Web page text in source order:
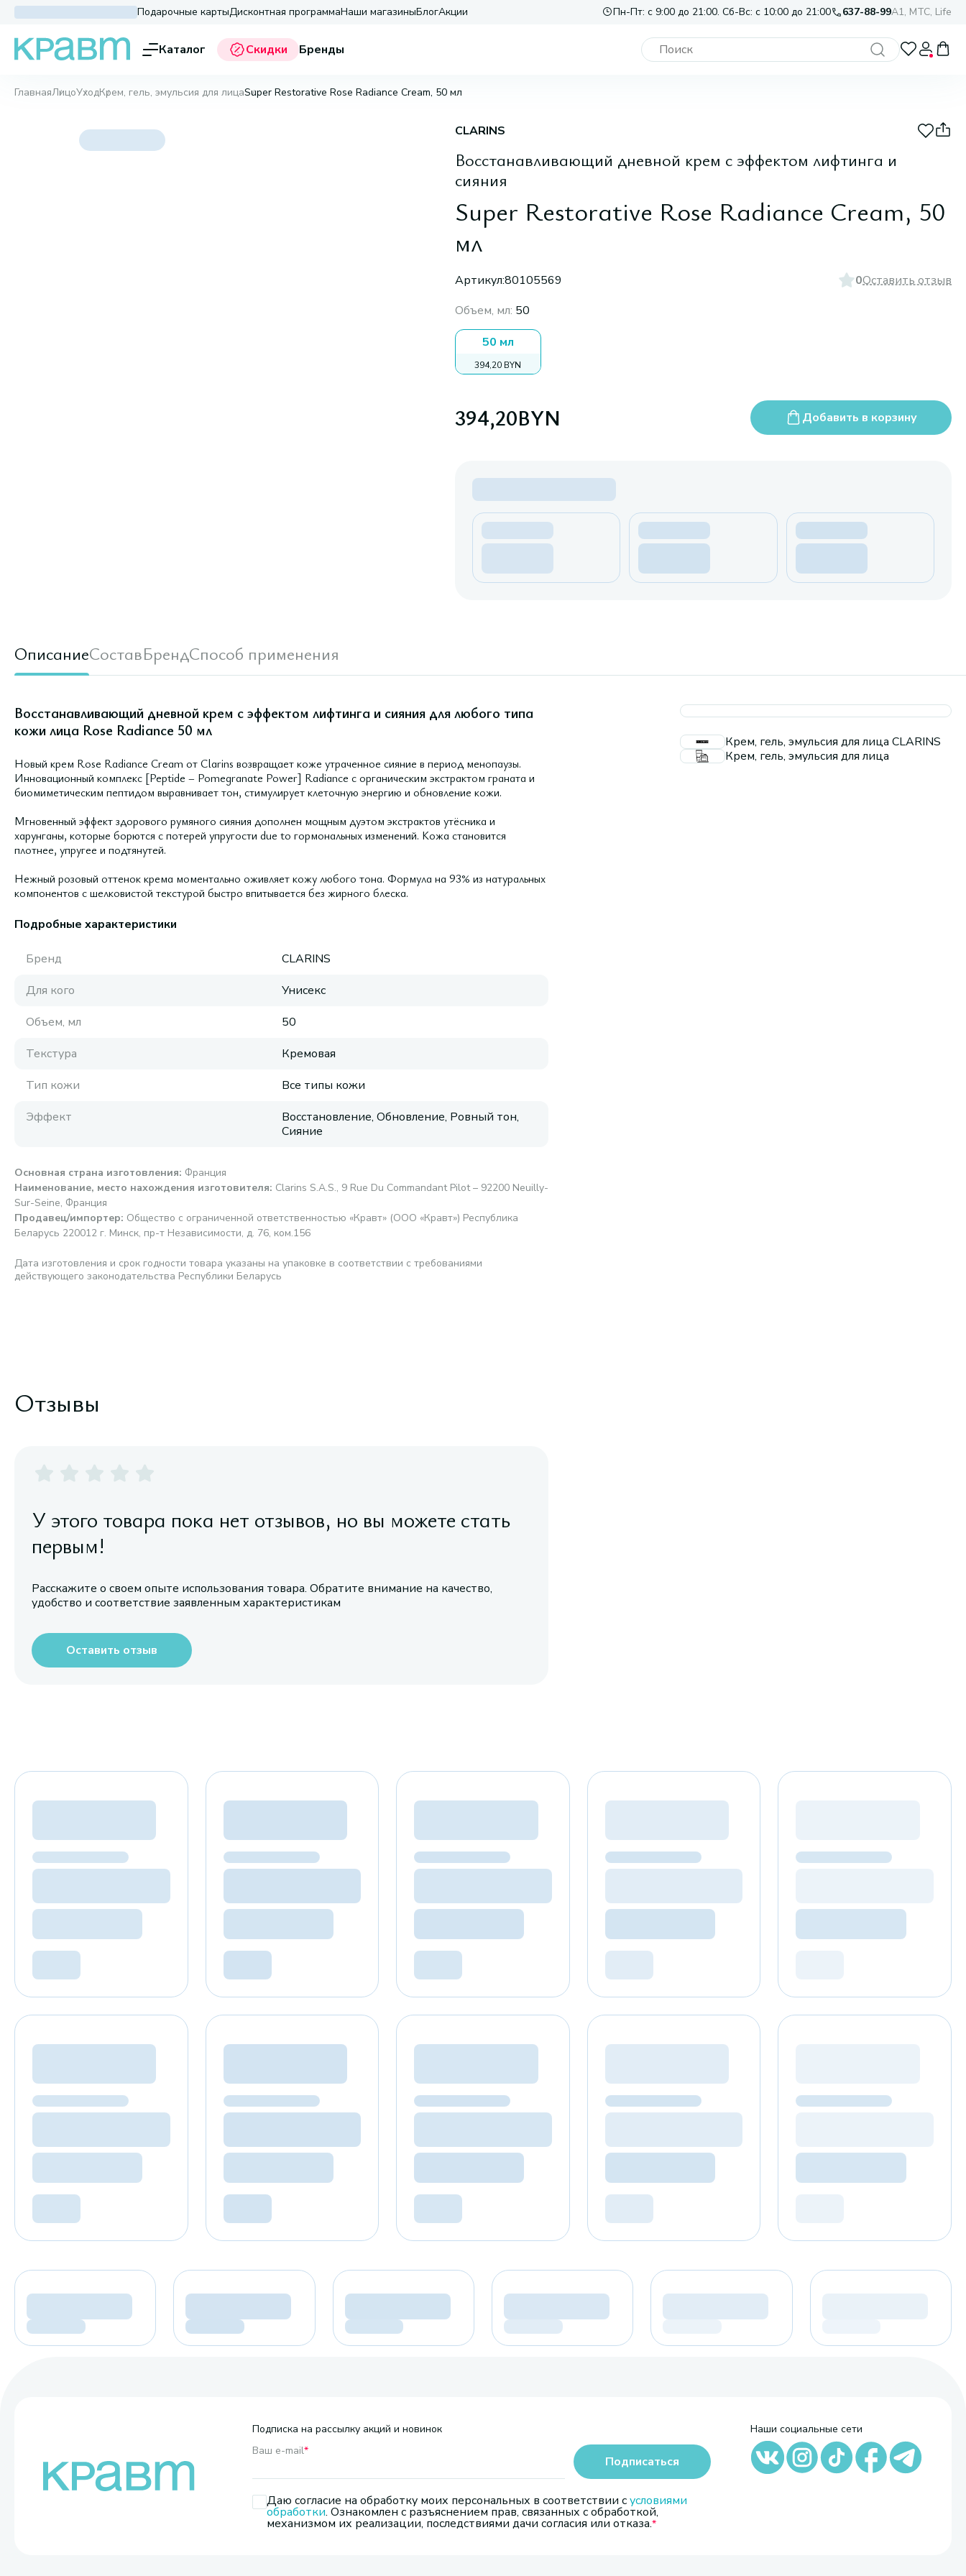
Подарочные картыДисконтная программаНаши магазиныБлогАкции Пн-Пт: с 9:00 до 21:00. Сб-Вс: с 10:00 до 21:00 637-88-99A1, МТС, Life
Каталог Скидки Бренды
ГлавнаяЛицоУходКрем, гель, эмульсия для лицаSuper Restorative Rose Radiance Cream, 50 мл
CLARINS
Восстанавливающий дневной крем с эффектом лифтинга и
сияния
Super Restorative Rose Radiance Cream, 50
мл
Артикул:80105569 0Оставить отзыв
Объем, мл: 50
50 мл
394,20 BYN
394,20BYN Добавить в корзину
ОписаниеСоставБрендСпособ применения
Восстанавливающий дневной крем с эффектом лифтинга и сияния для любого типа
кожи лица Rose Radiance 50 мл
Новый крем Rose Radiance Cream от Clarins возвращает коже утраченное сияние в период менопаузы.
Инновационный комплекс [Peptide – Pomegranate Power] Radiance с органическим экстрактом граната и
биомиметическим пептидом выравнивает тон, стимулирует клеточную энергию и обновление кожи.
Мгновенный эффект здорового румяного сияния дополнен мощным дуэтом экстрактов утёсника и
харунганы, которые борются с потерей упругости due to гормональных изменений. Кожа становится
плотнее, упругее и подтянутей.
Нежный розовый оттенок крема моментально оживляет кожу любого тона. Формула на 93% из натуральных
компонентов с шелковистой текстурой быстро впитывается без жирного блеска.
Подробные характеристики
Бренд
CLARINS
Для кого
Унисекс
Объем, мл
50
Текстура
Кремовая
Тип кожи
Все типы кожи
Эффект
Восстановление, Обновление, Ровный тон,
Сияние
Основная страна изготовления: Франция
Наименование, место нахождения изготовителя: Clarins S.A.S., 9 Rue Du Commandant Pilot – 92200 Neuilly-
Sur-Seine, Франция
Продавец/импортер: Общество с ограниченной ответственностью «Кравт» (ООО «Кравт») Республика
Беларусь 220012 г. Минск, пр-т Независимости, д. 76, ком.156
Дата изготовления и срок годности товара указаны на упаковке в соответствии с требованиями
действующего законодательства Республики Беларусь
Крем, гель, эмульсия для лица CLARINS
Крем, гель, эмульсия для лица
Отзывы
У этого товара пока нет отзывов, но вы можете стать
первым!
Расскажите о своем опыте использования товара. Обратите внимание на качество,
удобство и соответствие заявленным характеристикам
Оставить отзыв
Подписка на рассылку акций и новинок
Ваш e-mail*
Даю согласие на обработку моих персональных в соответствии сусловиями
обработки. Ознакомлен с разъяснением прав, связанных с обработкой,
механизмом их реализации, последствиями дачи согласия или отказа.
Подписаться
Наши социальные сети